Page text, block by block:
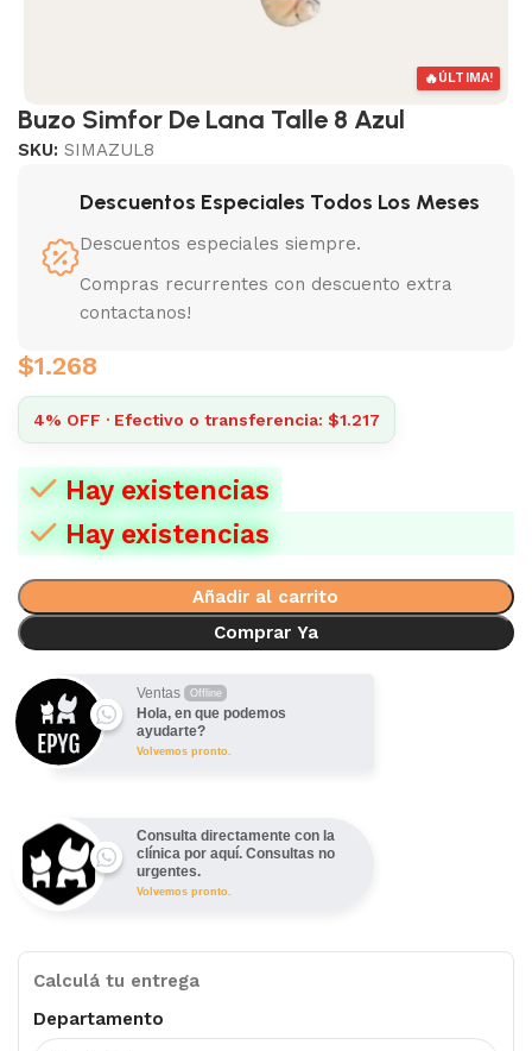
🔥ÚLTIMA!
Buzo Simfor De Lana Talle 8 Azul
SKU: SIMAZUL8
Descuentos Especiales Todos Los Meses
Descuentos especiales siempre.
Compras recurrentes con descuento extra
contactanos!
$1.268
4% OFF · Efectivo o transferencia: $1.217
Hay existencias
Hay existencias
Añadir al carrito
Comprar Ya
Ventas Offline
Hola, en que podemos
ayudarte?
Volvemos pronto.
Consulta directamente con la
clínica por aquí. Consultas no
urgentes.
Volvemos pronto.
Calculá tu entrega
Departamento